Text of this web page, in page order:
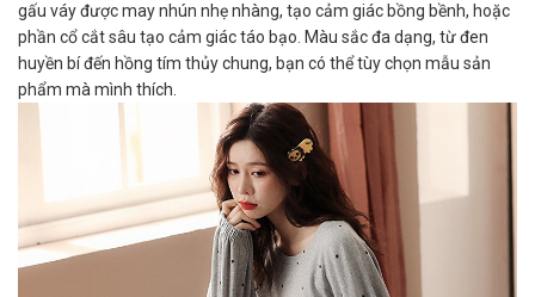
gấu váy được may nhún nhẹ nhàng, tạo cảm giác bồng bềnh, hoặc
phần cổ cắt sâu tạo cảm giác táo bạo. Màu sắc đa dạng, từ đen
huyền bí đến hồng tím thủy chung, bạn có thể tùy chọn mẫu sản
phẩm mà mình thích.